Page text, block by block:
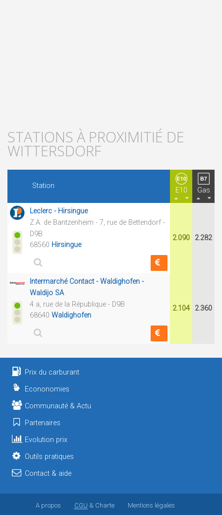
STATIONS À PROXIMITIÉ DE
WITTERSDORF
Station
E10 Gas
Leclerc - Hirsingue
Z.A. de Bantzenheim - 7, rue de Bettendorf -
D9B
68560 Hirsingue
2.090 2.282
Intermarché Contact - Waldighofen -
Waldijo SA
4 a, rue de la République - D9B
68640 Waldighofen
2.104 2.360
Prix du carburant
Econonomies
Communauté & Actu
Partenaires
Evolution prix
Outils pratiques
Contact & aide
A propos CGU & Charte Mentions légales